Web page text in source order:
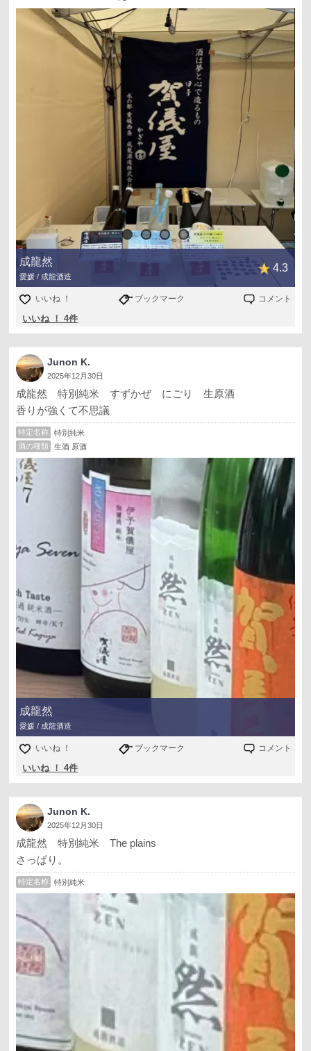
成龍然
愛媛 / 成龍酒造
4.3
いいね ！ ブックマーク コメント
いいね ！ 4件
Junon K.
2025年12月30日
成龍然 特別純米 すずかぜ にごり 生原酒
香りが強くて不思議
特定名称
特別純米
酒の種類
生酒 原酒
成龍然
愛媛 / 成龍酒造
いいね ！ ブックマーク コメント
いいね ！ 4件
Junon K.
2025年12月30日
成龍然 特別純米 The plains
さっぱり。
特定名称 特別純米